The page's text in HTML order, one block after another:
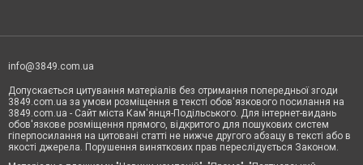
info@3849.com.ua
Допускається цитування матеріалів без отримання попередньої згоди
3849.com.ua за умови розміщення в тексті обов'язкового посилання на
3849.com.ua - Сайт міста Кам'янця-Подільського. Для інтернет-видань
обов'язкове розміщення прямого, відкритого для пошукових систем
гіперпосилання на цитовані статті не нижче другого абзацу в тексті або в
якості джерела. Порушення виняткових прав переслідується Законом.